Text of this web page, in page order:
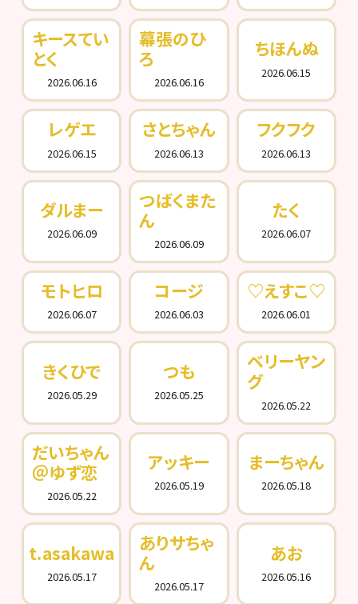
キースてい
とく
2026.06.16
幕張のひ
ろ
2026.06.16
ちほんぬ
2026.06.15
レゲエ
2026.06.15
さとちゃん
2026.06.13
フクフク
2026.06.13
ダルまー
2026.06.09
つばくまた
ん
2026.06.09
たく
2026.06.07
モトヒロ
2026.06.07
コージ
2026.06.03
♡えすこ♡
2026.06.01
きくひで
2026.05.29
つも
2026.05.25
ベリーヤン
グ
2026.05.22
だいちゃん
＠ゆず恋
2026.05.22
アッキー
2026.05.19
まーちゃん
2026.05.18
t.asakawa
2026.05.17
ありサちゃ
ん
2026.05.17
あお
2026.05.16